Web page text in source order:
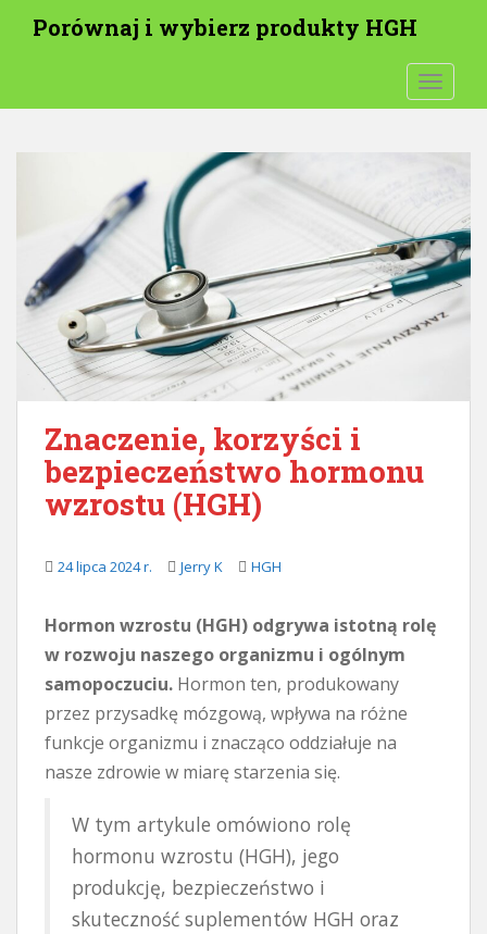
j
Porównaj i wybierz produkty HGH
Znaczenie, korzyści i
bezpieczeństwo hormonu
wzrostu (HGH)
24 lipca 2024 r. Jerry K HGH
Hormon wzrostu (HGH) odgrywa istotną rolę
w rozwoju naszego organizmu i ogólnym
samopoczuciu. Hormon ten, produkowany
przez przysadkę mózgową, wpływa na różne
funkcje organizmu i znacząco oddziałuje na
nasze zdrowie w miarę starzenia się.
W tym artykule omówiono rolę
hormonu wzrostu (HGH), jego
produkcję, bezpieczeństwo i
skuteczność suplementów HGH oraz